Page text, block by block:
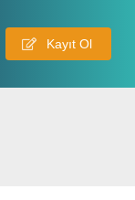
Kayıt Ol